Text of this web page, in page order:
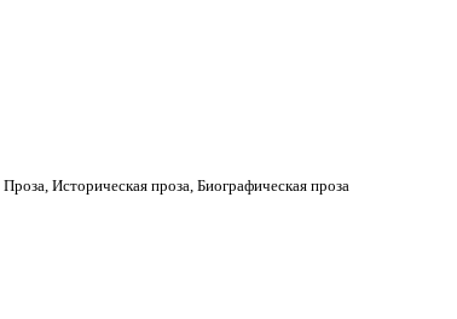
Проза, Историческая проза, Биографическая проза